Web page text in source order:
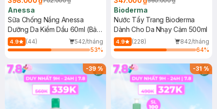
Anessa
Sữa Chống Nắng Anessa
Dưỡng Da Kiềm Dầu 60ml (Bản
Mới)
4.9 (44)
542/tháng
53%
Bioderma
Nước Tẩy Trang Bioderma
Dành Cho Da Nhạy Cảm 500ml
4.9 (228)
842/tháng
64%
-39% -31%